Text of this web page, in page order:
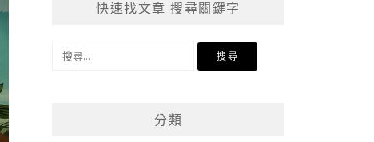
快速找文章 搜尋關鍵字
分類